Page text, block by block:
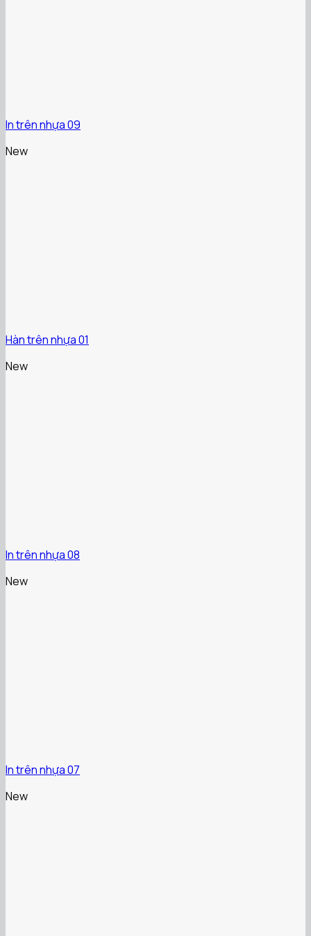
In trên nhựa 09
New
Hàn trên nhựa 01
New
In trên nhựa 08
New
In trên nhựa 07
New